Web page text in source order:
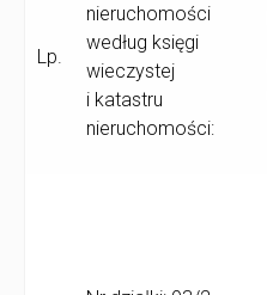
Lp.
nieruchomości
według księgi
wieczystej
i katastru
nieruchomości: